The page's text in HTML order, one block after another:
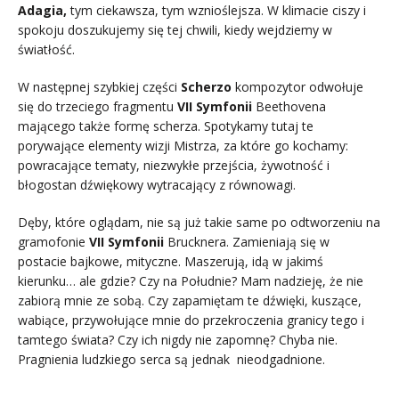
Adagia,tym ciekawsza, tym wznioślejsza. W klimacie ciszy i
spokoju doszukujemy się tej chwili, kiedy wejdziemy w
światłość.
W następnej szybkiej części Scherzo kompozytor odwołuje
się do trzeciego fragmentu VII Symfonii Beethovena
mającego także formę scherza. Spotykamy tutaj te
porywające elementy wizji Mistrza, za które go kochamy:
powracające tematy, niezwykłe przejścia, żywotność i
błogostan dźwiękowy wytracający z równowagi.
Dęby, które oglądam, nie są już takie same po odtworzeniu na
gramofonie VII Symfonii Brucknera. Zamieniają się w
postacie bajkowe, mityczne. Maszerują, idą w jakimś
kierunku… ale gdzie? Czy na Południe? Mam nadzieję, że nie
zabiorą mnie ze sobą. Czy zapamiętam te dźwięki, kuszące,
wabiące, przywołujące mnie do przekroczenia granicy tego i
tamtego świata? Czy ich nigdy nie zapomnę? Chyba nie.
Pragnienia ludzkiego serca są jednak nieodgadnione.